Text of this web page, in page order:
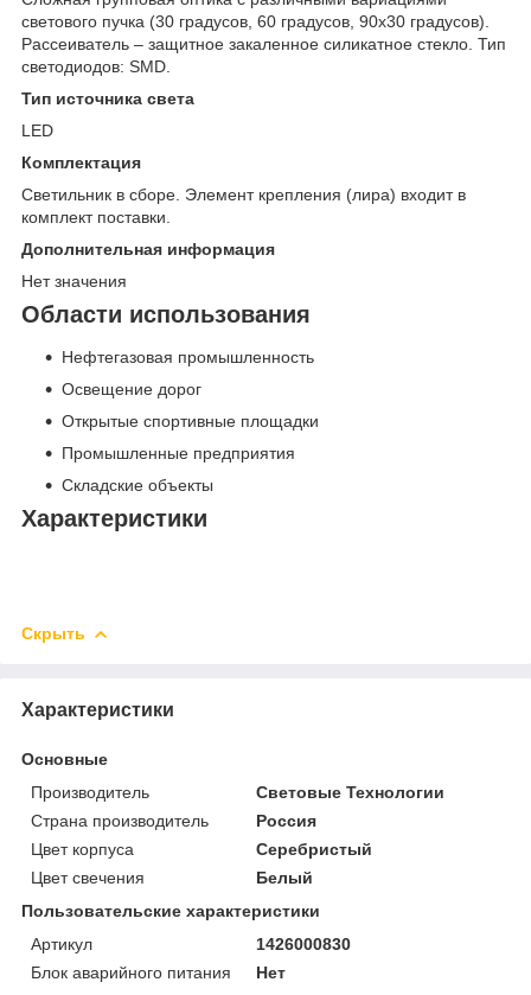
светового пучка (30 градусов, 60 градусов, 90х30 градусов).
Рассеиватель – защитное закаленное силикатное стекло. Тип
светодиодов: SMD.
Тип источника света
LED
Комплектация
Светильник в сборе. Элемент крепления (лира) входит в
комплект поставки.
Дополнительная информация
Нет значения
Области использования
Нефтегазовая промышленность
Освещение дорог
Открытые спортивные площадки
Промышленные предприятия
Складские объекты
Характеристики
Скрыть
Характеристики
Основные
Производитель
Световые Технологии
Страна производитель
Россия
Цвет корпуса
Серебристый
Цвет свечения
Белый
Пользовательские характеристики
Артикул
1426000830
Блок аварийного питания
Нет